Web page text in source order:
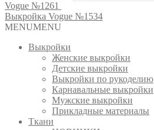
Vogue №1261
Выкройка Vogue №1534
MENUMENU
Выкройки
Женские выкройки
Детские выкройки
Выкройки по рукоделию
Карнавальные выкройки
Мужские выкройки
Прикладные материалы
Ткани